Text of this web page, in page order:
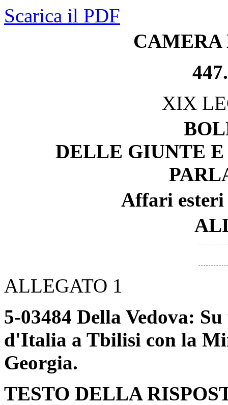
Scarica il PDF
CAMERA
447.
XIX
DELLE GIUNTE
Affari
ALLEGATO 1
5-03484 Della Vedova:
d'Italia a Tbilisi con la
Georgia.
TESTO DELLA